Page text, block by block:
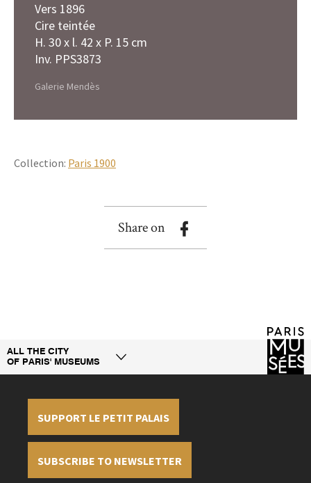
Vers 1896
Cire teintée
H. 30 x l. 42 x P. 15 cm
Inv. PPS3873
Galerie Mendès
Collection: Paris 1900
Share on
ALL THE CITY
OF PARIS' MUSEUMS
SUPPORT LE PETIT PALAIS
SUBSCRIBE TO NEWSLETTER